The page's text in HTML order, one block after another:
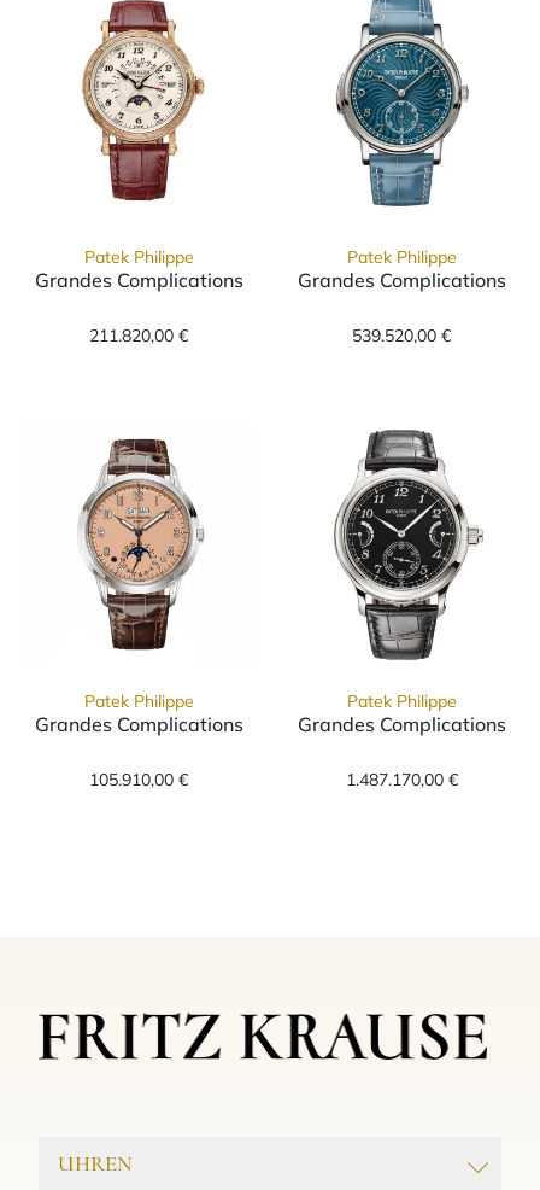
Patek Philippe
Grandes Complications
211.820,00 €
Patek Philippe
Grandes Complications
539.520,00 €
Patek Philippe
Grandes Complications
105.910,00 €
Patek Philippe
Grandes Complications
1.487.170,00 €
UHREN